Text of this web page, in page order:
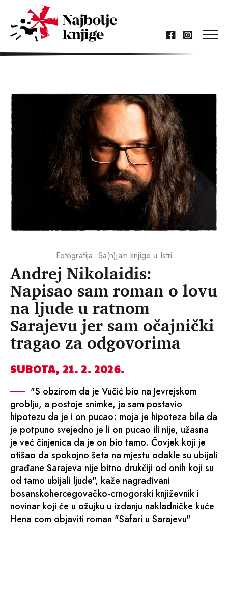
Andrej Nikolaidis:
Napisao sam roman o lovu
na ljude u ratnom
Sarajevu jer sam očajnički
tragao za odgovorima
SUBOTA, 21. 2. 2026.
"S obzirom da je Vučić bio na Jevrejskom
groblju, a postoje snimke, ja sam postavio
hipotezu da je i on pucao: moja je hipoteza bila da
je potpuno svejedno je li on pucao ili nije, užasna
je već činjenica da je on bio tamo. Čovjek koji je
otišao da spokojno šeta na mjestu odakle su ubijali
građane Sarajeva nije bitno drukčiji od onih koji su
od tamo ubijali ljude", kaže nagrađivani
bosanskohercegovačko-crnogorski književnik i
novinar koji će u ožujku u izdanju nakladničke kuće
Hena com objaviti roman "Safari u Sarajevu"
Fotografija: Sa(n)jam knjige u Istri